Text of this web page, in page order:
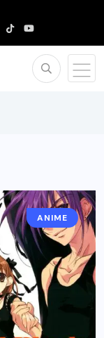
ANIME